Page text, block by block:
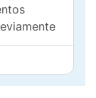
Não
olhos. Em